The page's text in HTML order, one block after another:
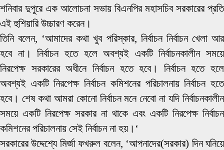
শনিবার দুপুরে এক আলোচনা সভায় বিএনপির মহাসচিব সরকারের প্রতি
এই হুশিয়ারি উচ্চারণ করেন।
তিনি বলেন, ‘আমাদের কথা খুব পরিস্কার, নির্বাচন নির্বাচন খেলা আর
হবে না। নির্বাচন হতে হলে অবশ্যই একটি নির্বাচনকালীন সময়ে
নিরপেক্ষ সরকারের অধীনে নির্বাচন হতে হবে। নির্বাচন হতে হলে
অবশ্যই একটি নিরপেক্ষ নির্বাচন কমিশনের পরিচালনায় নির্বাচন হতে
হবে। শেষ কথা আমরা কোনো নির্বাচন মনে নেবো না যদি নির্বাচনকালীন
সময়ে একটি নিরপেক্ষ সরকার না থাকে এবং একটি নিরপেক্ষ নির্বাচন
কমিশনের পরিচালনায় সেই নির্বাচন না হয়।‘
সরকারের উদ্দেশ্যে মির্জা ফখরুল বলেন, ‘আপনাদের(সরকার) দিন ঘনিয়ে